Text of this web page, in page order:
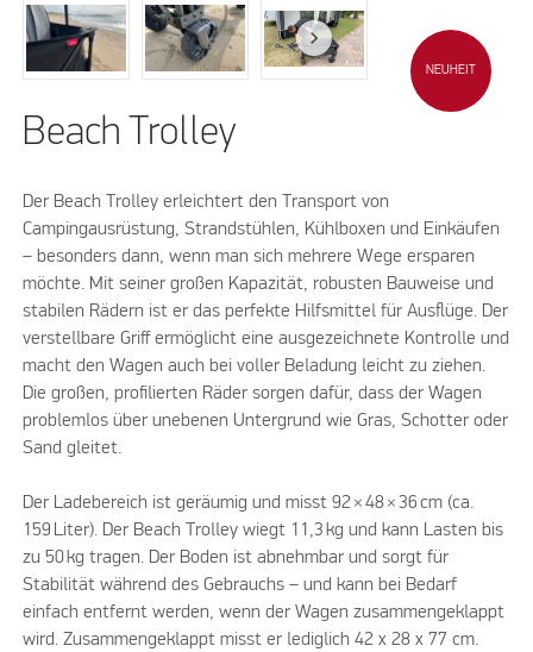
NEUHEIT
Beach Trolley
Der Beach Trolley erleichtert den Transport von
Campingausrüstung, Strandstühlen, Kühlboxen und Einkäufen
– besonders dann, wenn man sich mehrere Wege ersparen
möchte. Mit seiner großen Kapazität, robusten Bauweise und
stabilen Rädern ist er das perfekte Hilfsmittel für Ausflüge. Der
verstellbare Griff ermöglicht eine ausgezeichnete Kontrolle und
macht den Wagen auch bei voller Beladung leicht zu ziehen.
Die großen, profilierten Räder sorgen dafür, dass der Wagen
problemlos über unebenen Untergrund wie Gras, Schotter oder
Sand gleitet.
Der Ladebereich ist geräumig und misst 92 × 48 × 36 cm (ca.
159 Liter). Der Beach Trolley wiegt 11,3 kg und kann Lasten bis
zu 50 kg tragen. Der Boden ist abnehmbar und sorgt für
Stabilität während des Gebrauchs – und kann bei Bedarf
einfach entfernt werden, wenn der Wagen zusammengeklappt
wird. Zusammengeklappt misst er lediglich 42 x 28 x 77 cm.